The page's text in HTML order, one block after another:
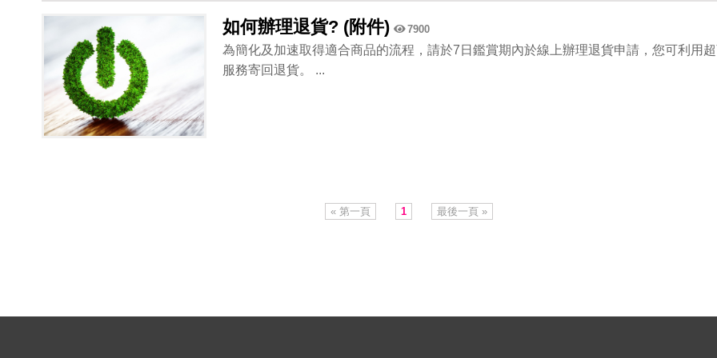
如何辦理退貨? (附件) 7900
為簡化及加速取得適合商品的流程，請於7日鑑賞期內於線上辦理退貨申請，您可利用
服務寄回退貨。 ...
« 第一頁 1 最後一頁 »